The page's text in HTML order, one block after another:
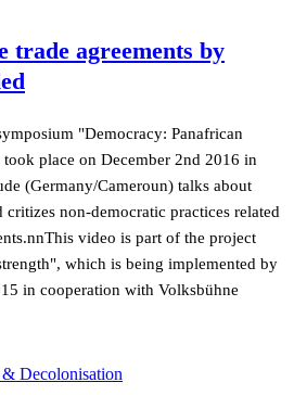
trade agreements by
"Democracy: Panafrican
place on December 2nd 2016 in
(Germany/Cameroun) talks about
non-democratic practices related
video is part of the project
which is being implemented by
in cooperation with Volksbühne
Decolonisation